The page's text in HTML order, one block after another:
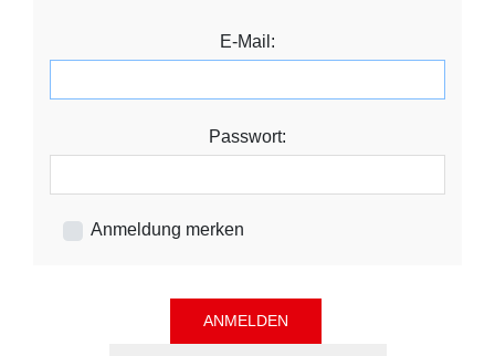
E-Mail:
Passwort:
Anmeldung merken